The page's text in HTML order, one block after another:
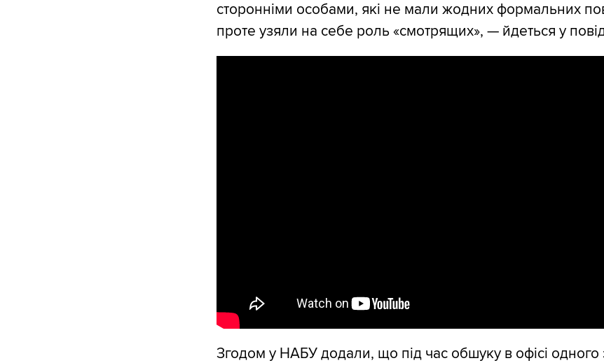
сторонніми особами, які не мали жодних формальних
проте узяли на себе роль «смотрящих», — йдеться у
Згодом у НАБУ додали, що під час обшуку в офісі одного